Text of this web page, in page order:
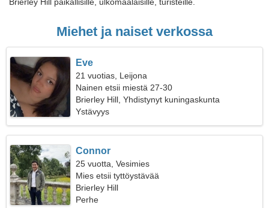
Miehet ja naiset verkossa
Eve
21 vuotias, Leijona
Nainen etsii miestä 27-30
Brierley Hill, Yhdistynyt kuningaskunta
Ystävyys
Connor
25 vuotta, Vesimies
Mies etsii tyttöystävää
Brierley Hill
Perhe